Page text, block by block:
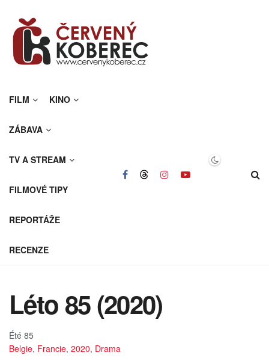
FILM KINO
ZÁBAVA
TV A STREAM
FILMOVÉ TIPY
REPORTÁŽE
RECENZE
Léto 85 (2020)
Été 85
Belgie, Francie, 2020, Drama